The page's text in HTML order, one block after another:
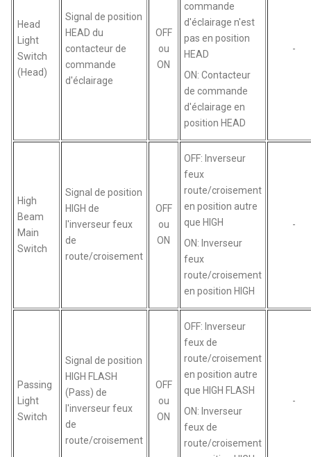
Head
Light
Switch
(Head)
Signal de position
HEAD du
contacteur de
commande
d'éclairage
OFF
ou
ON
commande
d'éclairage n'est
pas en position
HEAD
ON: Contacteur
de commande
d'éclairage en
position HEAD
-
High
Beam
Main
Switch
Signal de position
HIGH de
l'inverseur feux
de
route/croisement
OFF
ou
ON
OFF: Inverseur
feux
route/croisement
en position autre
que HIGH
ON: Inverseur
feux
route/croisement
en position HIGH
-
Passing
Light
Switch
Signal de position
HIGH FLASH
(Pass) de
l'inverseur feux
de
route/croisement
OFF
ou
ON
OFF: Inverseur
feux de
route/croisement
en position autre
que HIGH FLASH
ON: Inverseur
feux de
route/croisement
-